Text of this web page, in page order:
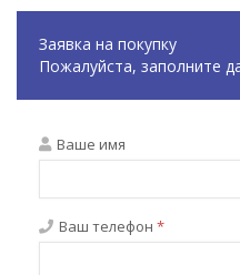
Заявка на покупку
Пожалуйста, заполните
Ваше имя
Ваш телефон *